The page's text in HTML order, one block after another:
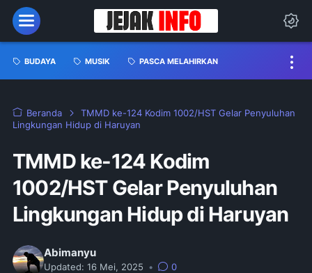
BUDAYA MUSIK PASCA MELAHIRKAN
Beranda
TMMD ke-124 Kodim 1002/HST Gelar Penyuluhan
Lingkungan Hidup di Haruyan
TMMD ke-124 Kodim
1002/HST Gelar Penyuluhan
Lingkungan Hidup di Haruyan
Abimanyu
Updated: 16 Mei, 2025 •
0